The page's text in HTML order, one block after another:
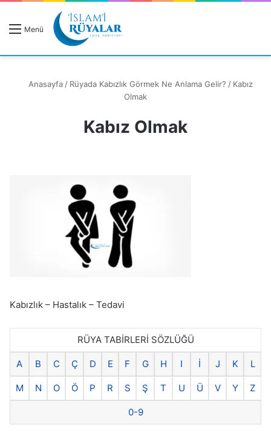
Menü
Anasayfa / Rüyada Kabızlık Görmek Ne Anlama Gelir? / Kabız
Olmak
Kabız Olmak
Kabızlık – Hastalık – Tedavi
RÜYA TABİRLERİ SÖZLÜĞÜ
A B C Ç D E F G H I İ J K L
M N O Ö P R S Ş T U Ü V Y Z
0-9
Rüyanızı Arayın